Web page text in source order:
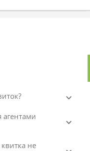
агентами
не